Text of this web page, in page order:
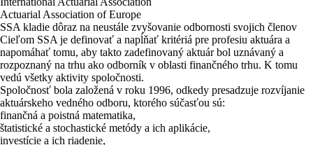
Actuarial Association of Europe
SSA kladie dôraz na neustále zvyšovanie odbornosti svojich členov
Cieľom SSA je definovať a napĺňať kritériá pre profesiu aktuára a
napomáhať tomu, aby takto zadefinovaný aktuár bol uznávaný a
rozpoznaný na trhu ako odborník v oblasti finančného trhu. K tomu
vedú všetky aktivity spoločnosti.
Spoločnosť bola založená v roku 1996, odkedy presadzuje rozvíjanie
aktuárskeho vedného odboru, ktorého súčasťou sú:
finančná a poistná matematika,
štatistické a stochastické metódy a ich aplikácie,
investície a ich riadenie,